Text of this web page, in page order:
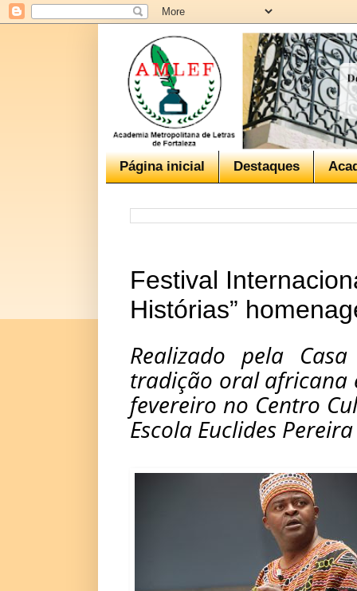
Página inicial Destaques
Festival
Histórias”
Realizado pela
tradição oral africana
fevereiro no Centro
Escola Euclides